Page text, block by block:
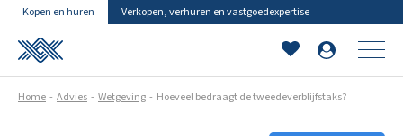
Kopen en huren Verkopen, verhuren en vastgoedexpertise
Home Advies Wetgeving Hoeveel bedraagt de tweedeverblijfstaks?